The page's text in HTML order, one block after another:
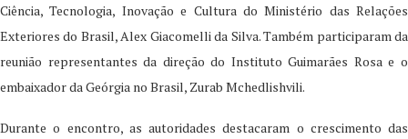
Ciência, Tecnologia, Inovação e Cultura do Ministério das Relações
Exteriores do Brasil, Alex Giacomelli da Silva. Também participaram da
reunião representantes da direção do Instituto Guimarães Rosa e o
embaixador da Geórgia no Brasil, Zurab Mchedlishvili.
Durante o encontro, as autoridades destacaram o crescimento das